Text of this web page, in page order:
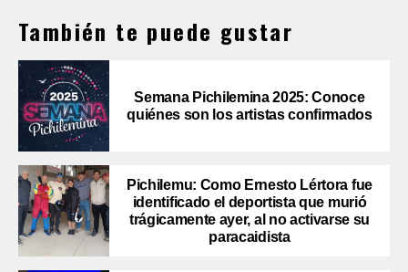
También te puede gustar
Semana Pichilemina 2025: Conoce
quiénes son los artistas confirmados
Pichilemu: Como Ernesto Lértora fue
identificado el deportista que murió
trágicamente ayer, al no activarse su
paracaidista